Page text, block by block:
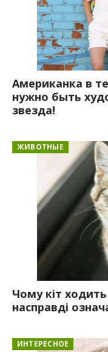
Американка в
нужно быть
звезда!
ЖИВОТНЫЕ
Чому кіт
насправді
ИНТЕРЕСНОЕ